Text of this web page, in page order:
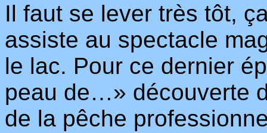
Il faut se lever très tôt,
assiste au spectacle
le lac. Pour ce dernier
peau de…» découverte
de la pêche